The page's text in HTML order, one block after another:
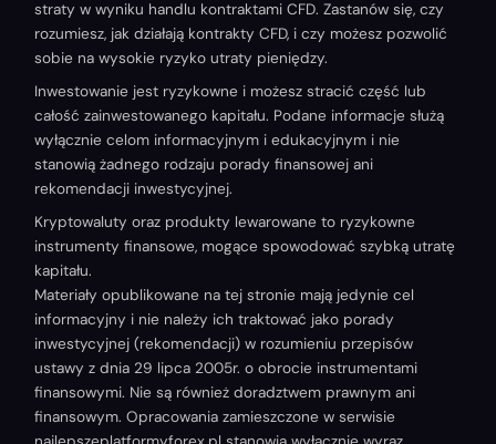
straty w wyniku handlu kontraktami CFD. Zastanów się, czy
rozumiesz, jak działają kontrakty CFD, i czy możesz pozwolić
sobie na wysokie ryzyko utraty pieniędzy.
Inwestowanie jest ryzykowne i możesz stracić część lub
całość zainwestowanego kapitału. Podane informacje służą
wyłącznie celom informacyjnym i edukacyjnym i nie
stanowią żadnego rodzaju porady finansowej ani
rekomendacji inwestycyjnej.
Kryptowaluty oraz produkty lewarowane to ryzykowne
instrumenty finansowe, mogące spowodować szybką utratę
kapitału.
Materiały opublikowane na tej stronie mają jedynie cel
informacyjny i nie należy ich traktować jako porady
inwestycyjnej (rekomendacji) w rozumieniu przepisów
ustawy z dnia 29 lipca 2005r. o obrocie instrumentami
finansowymi. Nie są również doradztwem prawnym ani
finansowym. Opracowania zamieszczone w serwisie